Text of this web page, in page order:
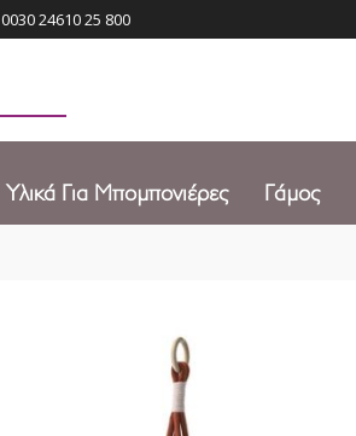
0030 24610 25 800
Υλικά Για Μπομπονιέρες Γάμος